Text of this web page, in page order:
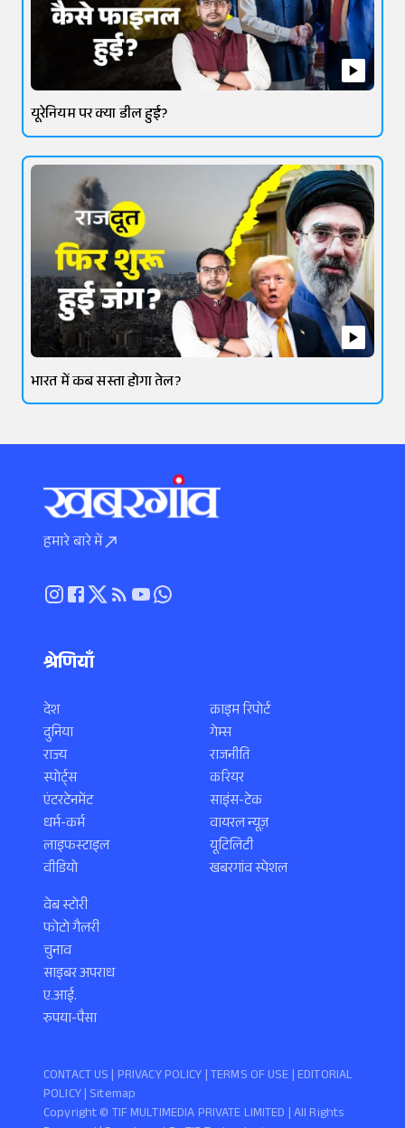
यूरेनियम पर क्या डील हुई?
भारत में कब सस्ता होगा तेल?
हमारे बारे में
श्रेणियाँ
देश
दुनिया
राज्य
स्पोर्ट्स
एंटरटेनमेंट
धर्म-कर्म
लाइफस्टाइल
वीडियो
क्राइम रिपोर्ट
गेम्स
राजनीति
करियर
साइंस-टेक
वायरल न्यूज़
यूटिलिटी
खबरगांव स्पेशल
वेब स्टोरी
फोटो गैलरी
चुनाव
साइबर अपराध
ए.आई.
रुपया-पैसा
Copyright ©️ TIF MULTIMEDIA PRIVATE LIMITED | All Rights
CONTACT US | PRIVACY POLICY |TERMS OF USE | EDITORIAL
POLICY| Sitemap